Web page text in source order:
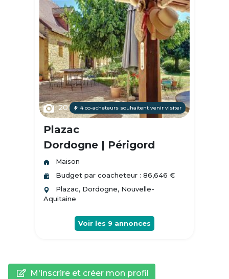
20 4 co-acheteurs souhaitent venir visiter
Plazac
Dordogne | Périgord
Maison
Budget par coacheteur : 86,646 €
Plazac, Dordogne, Nouvelle-
Aquitaine
Voir les 9 annonces
M'inscrire et créer mon profil